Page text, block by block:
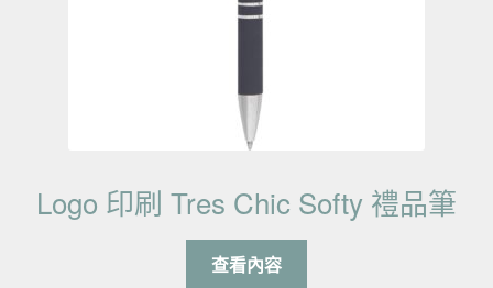
Logo 印刷 Tres Chic Softy 禮品筆
查看內容